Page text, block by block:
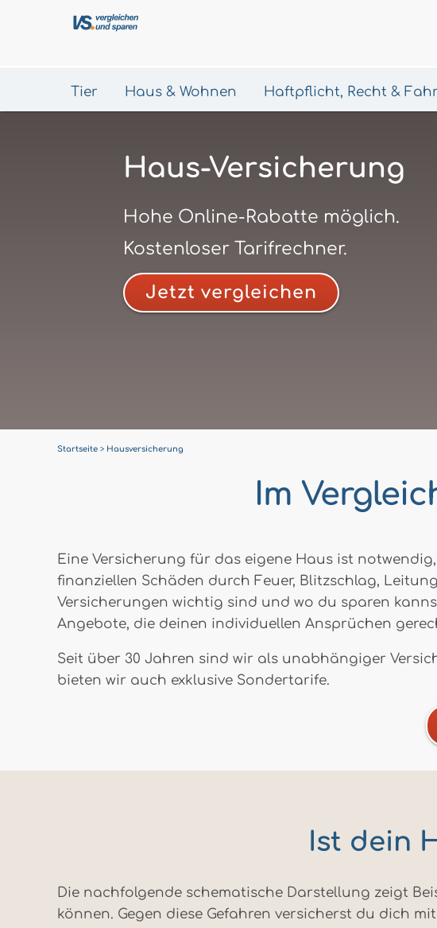
Tier Haus & Wohnen Haftpflicht, Recht &
Haus-Versicherung
Hohe Online-Rabatte möglich.
Kostenloser Tarifrechner.
Jetzt vergleichen
Startseite Hausversicherung
Im
Eine Versicherung für das eigene Haus ist
finanziellen Schäden durch Feuer, Blitzschlag,
Versicherungen wichtig sind und wo du sparen
Angebote, die deinen individuellen Ansprüchen
Seit über 30 Jahren sind wir als unabhängiger
bieten wir auch exklusive Sondertarife.
Ist dein
Die nachfolgende schematische Darstellung zeigt
können. Gegen diese Gefahren versicherst du dich